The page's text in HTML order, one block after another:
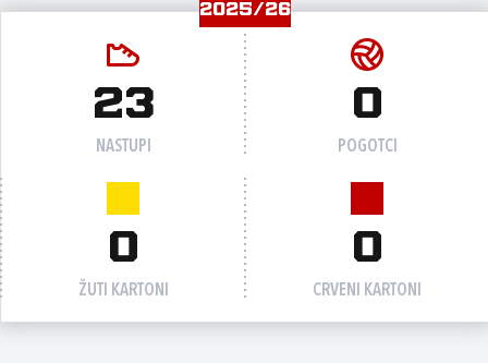
2025/26
23
NASTUPI
0
POGOTCI
0
ŽUTI KARTONI
0
CRVENI KARTONI